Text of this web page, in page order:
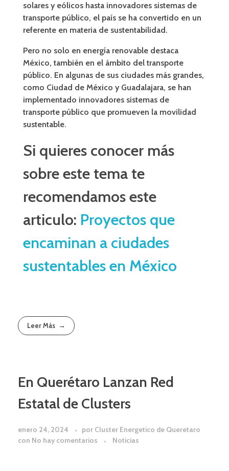
solares y eólicos hasta innovadores sistemas de
transporte público, el país se ha convertido en un
referente en materia de sustentabilidad.
Pero no solo en energía renovable destaca
México, también en el ámbito del transporte
público. En algunas de sus ciudades más grandes,
como Ciudad de México y Guadalajara, se han
implementado innovadores sistemas de
transporte público que promueven la movilidad
sustentable.
Si quieres conocer más
sobre este tema te
recomendamos este
articulo: Proyectos que
encaminan a ciudades
sustentables en México
Leer Más
En Querétaro Lanzan Red
Estatal de Clusters
enero 24, 2024 por Cluster Energetico de Queretaro
con No hay comentarios Noticias